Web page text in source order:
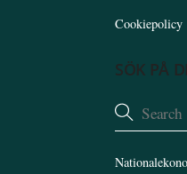
Cookiepolicy
SÖK PÅ